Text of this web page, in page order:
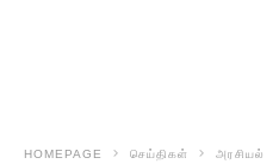
HOMEPAGE செய்திகள் அரசியல்